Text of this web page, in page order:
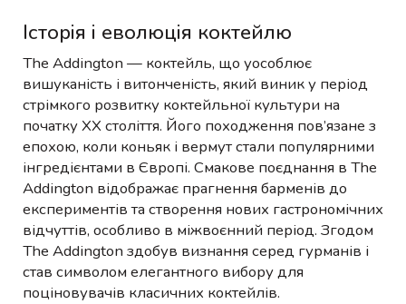
Історія і еволюція коктейлю
The Addington — коктейль, що уособлює
вишуканість і витонченість, який виник у період
стрімкого розвитку коктейльної культури на
початку XX століття. Його походження пов’язане з
епохою, коли коньяк і вермут стали популярними
інгредієнтами в Європі. Смакове поєднання в The
Addington відображає прагнення барменів до
експериментів та створення нових гастрономічних
відчуттів, особливо в міжвоєнний період. Згодом
The Addington здобув визнання серед гурманів і
став символом елегантного вибору для
поціновувачів класичних коктейлів.